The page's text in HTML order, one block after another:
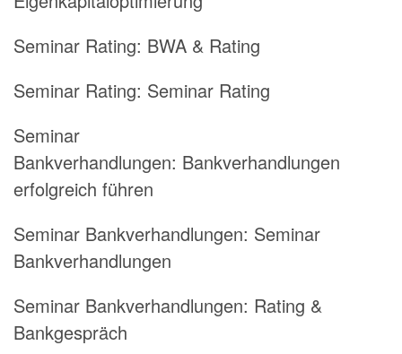
Seminar Rating: BWA & Rating
Seminar Rating: Seminar Rating
Seminar
Bankverhandlungen: Bankverhandlungen
erfolgreich führen
Seminar Bankverhandlungen: Seminar
Bankverhandlungen
Seminar Bankverhandlungen: Rating &
Bankgespräch